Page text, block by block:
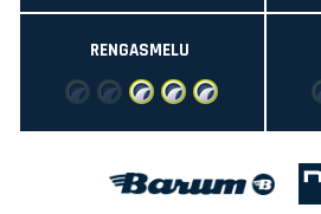
RENGASMELU